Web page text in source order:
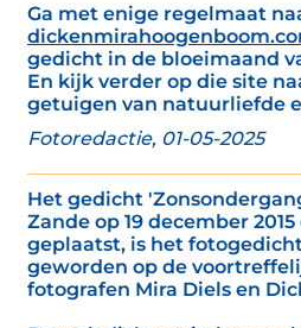
Ga met enige regelmaat
gedicht in de bloeimaand
En kijk verder op die site
getuigen van natuurliefde
Fotoredactie, 01-05-2025
Het gedicht
Zande op 19 december
geplaatst, is het
geworden op de
fotografen Mira Diels en